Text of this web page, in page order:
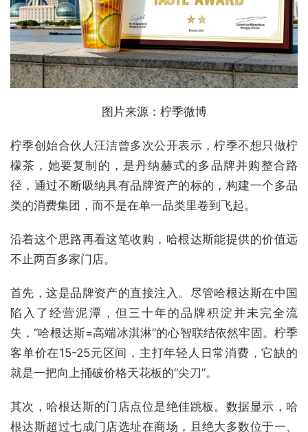
图片来源：柠季微博
柠季创始合伙人汪洁曾多次公开表示，柠季不想只做柠
檬茶，她要复制的，是丹纳赫式的多品牌并购整合路
径，通过不断吸纳具有品牌资产的标的，构建一个多品
类的消费集团，而不是在单一品类里卷到飞起。
沿着这个思路再看这笔收购，哈根达斯能提供的价值远
不止两百多家门店。
首先，这是品牌资产的直接注入。尽管哈根达斯在中国
陷入了经营泥潭，但三十年的品牌积淀并未完全流
失，“哈根达斯=高端冰淇淋”的心智联结依然牢固。柠季
客单价在15-25元区间，主打年轻人日常消费，它缺的
就是一把向上捅破价格天花板的“尖刀”。
其次，哈根达斯的门店点位是绝佳跳板。数据显示，哈
根达斯超过七成门店选址在商场，且绝大多数位于一、